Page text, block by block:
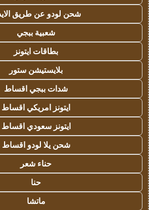
شحن لودو عن طريق
شعبية ببجي
بطاقات ايتونز
بلايستيشن ستور
شدات ببجي اقساط
ايتونز امريكي اقساط
ايتونز سعودي اقساط
شحن يلا لودو اقساط
حناء شعر
حنا
ماتشا